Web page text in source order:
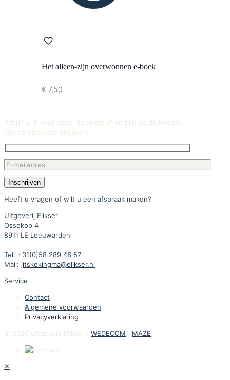
Het alleen-zijn overwonnen e-boek
€ 7,50
Schrijf u in voor onze nieuwsbrief en blijf op de hoogte
van de nieuwste uitgaven.
Heeft u vragen of wilt u een afspraak maken?
Uitgeverij Elikser
Ossekop 4
8911 LE Leeuwarden
Tel: +31(0)58 289 48 57
Mail: jitskekingma@elikser.nl
Service
Contact
Algemene voorwaarden
Privacyverklaring
© 2026 Uitgeverij Elikser | WEDECOM MAZE
✕